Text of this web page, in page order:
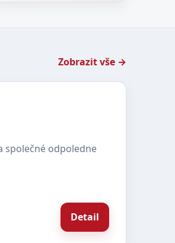
Zobrazit vše →
společné odpoledne
Detail